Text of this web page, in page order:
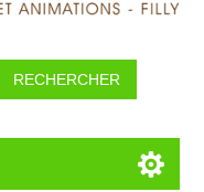
RECHERCHER